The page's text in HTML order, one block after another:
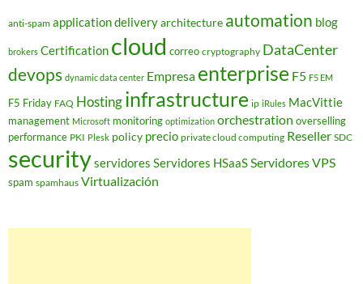
anti-spam application deliveryarchitecture automation blog
brokers Certification cloud correo cryptography DataCenter
devops dynamic data center Empresa enterprise F5 F5 EM
F5 Friday FAQ Hostinginfrastructure ip iRules MacVittie
management Microsoft monitoring optimization orchestration overselling
performance PKI Plesk policy precio private cloud computing Reseller SDC
securityservidores Servidores HSaaSServidores VPS
spam spamhaus Virtualización